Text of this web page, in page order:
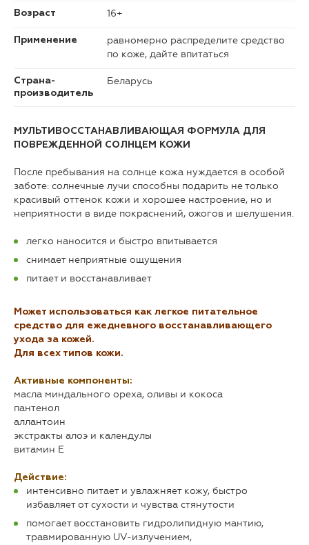
Возраст 16+
Применение
равномерно распределите средство
по коже, дайте впитаться
Страна-
производитель
Беларусь
МУЛЬТИВОССТАНАВЛИВАЮЩАЯ ФОРМУЛА ДЛЯ
ПОВРЕЖДЕННОЙ СОЛНЦЕМ КОЖИ
После пребывания на солнце кожа нуждается в особой
заботе: солнечные лучи способны подарить не только
красивый оттенок кожи и хорошее настроение, но и
неприятности в виде покраснений, ожогов и шелушения.
легко наносится и быстро впитывается
снимает неприятные ощущения
питает и восстанавливает
Может использоваться как легкое питательное
средство для ежедневного восстанавливающего
ухода за кожей.
Для всех типов кожи.
Активные компоненты:
масла миндального ореха, оливы и кокоса
пантенол
аллантоин
экстракты алоэ и календулы
витамин Е
Действие:
интенсивно питает и увлажняет кожу, быстро
избавляет от сухости и чувства стянутости
помогает восстановить гидролипидную мантию,
травмированную UV-излучением,